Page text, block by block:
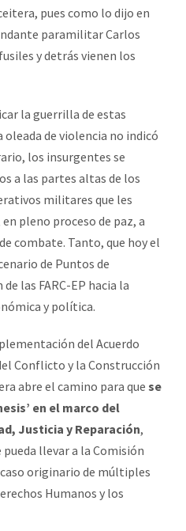
pues como lo dijo en
paramilitar Carlos
y detrás vienen los
la guerrilla de estas
de violencia no indicó
los insurgentes se
a las partes altas de los
militares que les
pleno proceso de paz, a
combate. Tanto, que hoy el
de Puntos de
las FARC-EP hacia la
y política.
del Acuerdo
Conflicto y la Construcción
abre el camino para que se
en el marco del
Justicia y Reparación,
llevar a la Comisión
originario de múltiples
Humanos y los